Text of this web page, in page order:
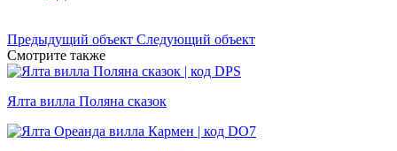
Предыдущий объект Следующий объект
Смотрите также
Ялта вилла Поляна сказок